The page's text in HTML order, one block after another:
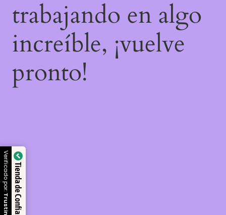
trabajando en algo
increíble, ¡vuelve
pronto!
Tienda de Confianza
Verificado por: